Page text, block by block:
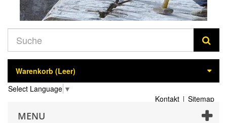
Warenkorb (Leer)
Select Language ▼
Kontakt
Sitemap
MENU